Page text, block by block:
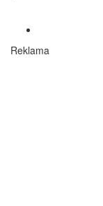
Reklama